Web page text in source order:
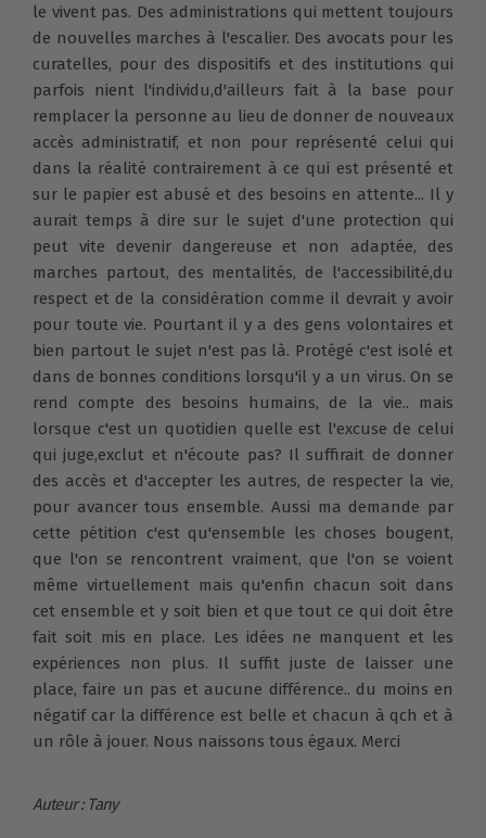
le vivent pas. Des administrations qui mettent toujours
de nouvelles marches à l'escalier. Des avocats pour les
curatelles, pour des dispositifs et des institutions qui
parfois nient l'individu,d'ailleurs fait à la base pour
remplacer la personne au lieu de donner de nouveaux
accès administratif, et non pour représenté celui qui
dans la réalité contrairement à ce qui est présenté et
sur le papier est abusé et des besoins en attente... Il y
aurait temps à dire sur le sujet d'une protection qui
peut vite devenir dangereuse et non adaptée, des
marches partout, des mentalités, de l'accessibilité,du
respect et de la considération comme il devrait y avoir
pour toute vie. Pourtant il y a des gens volontaires et
bien partout le sujet n'est pas là. Protégé c'est isolé et
dans de bonnes conditions lorsqu'il y a un virus. On se
rend compte des besoins humains, de la vie.. mais
lorsque c'est un quotidien quelle est l'excuse de celui
qui juge,exclut et n'écoute pas? Il suffirait de donner
des accès et d'accepter les autres, de respecter la vie,
pour avancer tous ensemble. Aussi ma demande par
cette pétition c'est qu'ensemble les choses bougent,
que l'on se rencontrent vraiment, que l'on se voient
même virtuellement mais qu'enfin chacun soit dans
cet ensemble et y soit bien et que tout ce qui doit être
fait soit mis en place. Les idées ne manquent et les
expériences non plus. Il suffit juste de laisser une
place, faire un pas et aucune différence.. du moins en
négatif car la différence est belle et chacun à qch et à
un rôle à jouer. Nous naissons tous égaux. Merci
Auteur : Tany